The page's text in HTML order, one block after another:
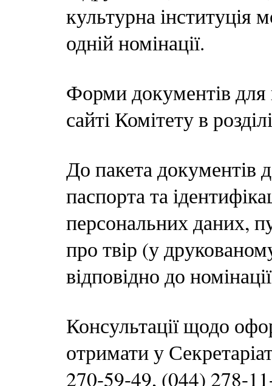
культурна інституція
одній номінації.
Форми документів для
сайті Комітету в
До пакета документів
паспорта та
персональних даних,
про твір (у
відповідно до
Консультації щодо
отримати у
270-59-49, (044) 278-